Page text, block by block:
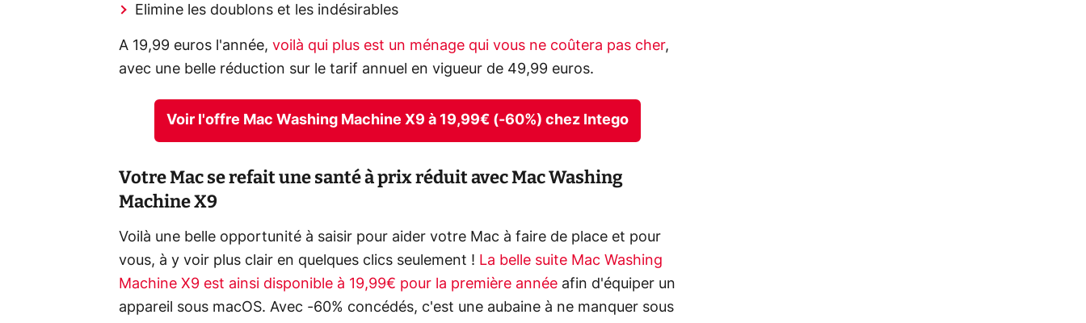
Elimine les doublons et les indésirables
A 19,99 euros l'année, voilà qui plus est un ménage qui vous ne coûtera pas cher,
avec une belle réduction sur le tarif annuel en vigueur de 49,99 euros.
Voir l'offre Mac Washing Machine X9 à 19,99€ (-60%) chez Intego
Votre Mac se refait une santé à prix réduit avec Mac Washing
Machine X9
Voilà une belle opportunité à saisir pour aider votre Mac à faire de place et pour
vous, à y voir plus clair en quelques clics seulement ! La belle suite Mac Washing
Machine X9 est ainsi disponible à 19,99€ pour la première année afin d'équiper un
appareil sous macOS. Avec -60% concédés, c'est une aubaine à ne manquer sous